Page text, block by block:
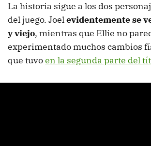
La historia sigue a los dos
del juego. Joelevidentemente se
y viejo, mientras que Ellie no
experimentado muchos cambios
que tuvoen la segunda parte del